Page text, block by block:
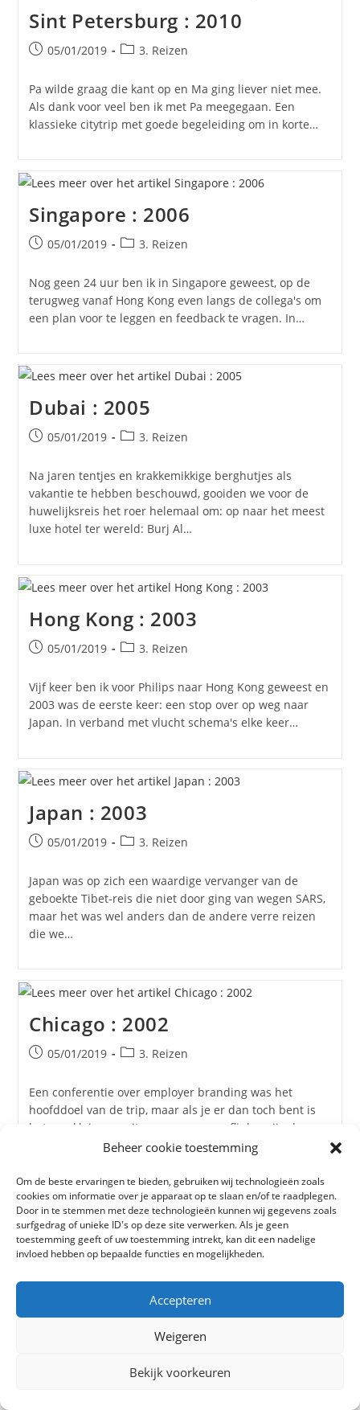
Beheer cookie toestemming
Om de beste ervaringen te bieden, gebruiken wij technologieën zoals
cookies om informatie over je apparaat op te slaan en/of te raadplegen.
Door in te stemmen met deze technologieën kunnen wij gegevens zoals
surfgedrag of unieke ID's op deze site verwerken. Als je geen
toestemming geeft of uw toestemming intrekt, kan dit een nadelige
invloed hebben op bepaalde functies en mogelijkheden.
Accepteren
Weigeren
Bekijk voorkeuren
Sint Petersburg : 2010
Bericht
op:
05/01/2019 Berichtcategorie:
3. Reizen
Pa wilde graag die kant op en Ma ging liever niet mee.
Als dank voor veel ben ik met Pa meegegaan. Een
klassieke citytrip met goede begeleiding om in korte…
Singapore : 2006
Bericht
op:
05/01/2019 Berichtcategorie:
3. Reizen
Nog geen 24 uur ben ik in Singapore geweest, op de
terugweg vanaf Hong Kong even langs de collega's om
een plan voor te leggen en feedback te vragen. In…
Dubai : 2005
Bericht
op:
05/01/2019 Berichtcategorie:
3. Reizen
Na jaren tentjes en krakkemikkige berghutjes als
vakantie te hebben beschouwd, gooiden we voor de
huwelijksreis het roer helemaal om: op naar het meest
luxe hotel ter wereld: Burj Al…
Hong Kong : 2003
Bericht
op:
05/01/2019 Berichtcategorie:
3. Reizen
Vijf keer ben ik voor Philips naar Hong Kong geweest en
2003 was de eerste keer: een stop over op weg naar
Japan. In verband met vlucht schema's elke keer…
Japan : 2003
Bericht
op:
05/01/2019 Berichtcategorie:
3. Reizen
Japan was op zich een waardige vervanger van de
geboekte Tibet-reis die niet door ging van wegen SARS,
maar het was wel anders dan de andere verre reizen
die we…
Chicago : 2002
Bericht
op:
05/01/2019 Berichtcategorie:
3. Reizen
Een conferentie over employer branding was het
hoofddoel van de trip, maar als je er dan toch bent is
het een kleine moeite om er nog een flinke vrije dag…
Oeganda : 2002
Bericht
gepubliceerd
op:
05/01/2019 Berichtcategorie:
3. Reizen
We voelen ons zeer bevoorrecht dat we dit soort reizen
hebben kunnen maken. Hard werken en flink sparen
was het devies, en vervolgens op zoek naar plekken en